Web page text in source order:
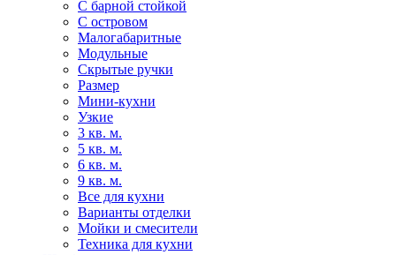
С барной стойкой
С островом
Малогабаритные
Модульные
Скрытые ручки
Размер
Мини-кухни
Узкие
3 кв. м.
5 кв. м.
6 кв. м.
9 кв. м.
Все для кухни
Варианты отделки
Мойки и смесители
Техника для кухни